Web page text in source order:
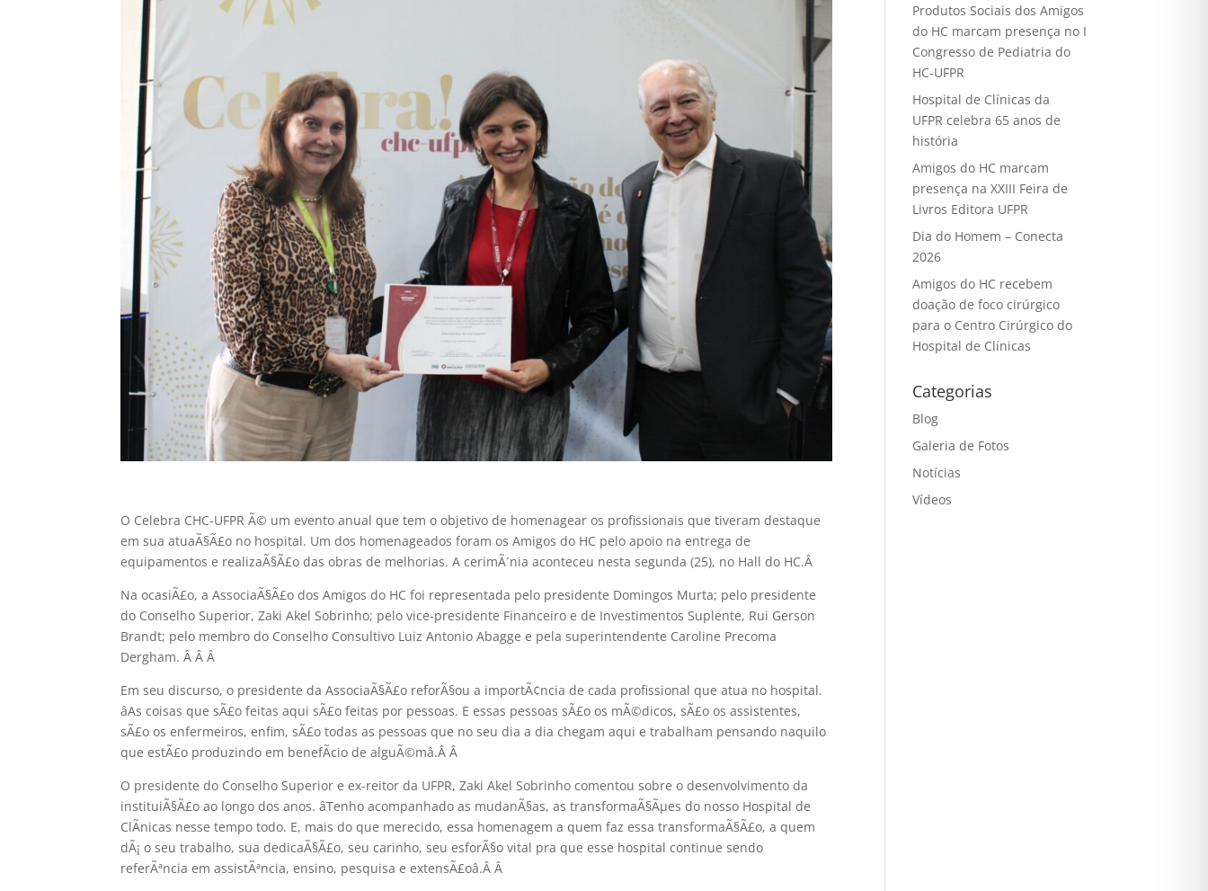
O Celebra CHC-UFPR Ã© um evento anual que tem o objetivo de homenagear os profissionais que tiveram destaque
em sua atuaÃ§Ã£o no hospital. Um dos homenageados foram os Amigos do HC pelo apoio na entrega de
equipamentos e realizaÃ§Ã£o das obras de melhorias. A cerimÃ´nia aconteceu nesta segunda (25), no Hall do HC.Â
Na ocasiÃ£o, a AssociaÃ§Ã£o dos Amigos do HC foi representada pelo presidente Domingos Murta; pelo presidente
do Conselho Superior, Zaki Akel Sobrinho; pelo vice-presidente Financeiro e de Investimentos Suplente, Rui Gerson
Brandt; pelo membro do Conselho Consultivo Luiz Antonio Abagge e pela superintendente Caroline Precoma
Dergham.Â ÂÂ
Em seu discurso, o presidente da AssociaÃ§Ã£o reforÃ§ou a importÃ¢ncia de cada profissional que atua no hospital.
âAs coisas que sÃ£o feitas aqui sÃ£o feitas por pessoas. E essas pessoas sÃ£o os mÃ©dicos, sÃ£o os assistentes,
sÃ£o os enfermeiros, enfim, sÃ£o todas as pessoas que no seu dia a dia chegam aqui e trabalham pensando naquilo
que estÃ£o produzindo em benefÃ­cio de alguÃ©mâ.ÂÂ
O presidente do Conselho Superior e ex-reitor da UFPR, Zaki Akel Sobrinho comentou sobre o desenvolvimento da
instituiÃ§Ã£o ao longo dos anos. âTenho acompanhado as mudanÃ§as, as transformaÃ§Ãµes do nosso Hospital de
ClÃ­nicas nesse tempo todo. E, mais do que merecido, essa homenagem a quem faz essa transformaÃ§Ã£o, a quem
dÃ¡ o seu trabalho, sua dedicaÃ§Ã£o, seu carinho, seu esforÃ§o vital pra que esse hospital continue sendo
referÃªncia em assistÃªncia, ensino, pesquisa e extensÃ£oâ.ÂÂ
Produtos Sociais dos Amigos
do HC marcam presença no I
Congresso de Pediatria do
HC-UFPR
Hospital de Clínicas da
UFPR celebra 65 anos de
história
Amigos do HC marcam
presença na XXIII Feira de
Livros Editora UFPR
Dia do Homem – Conecta
2026
Amigos do HC recebem
doação de foco cirúrgico
para o Centro Cirúrgico do
Hospital de Clínicas
Categorias
Blog
Galeria de Fotos
Notícias
Vídeos